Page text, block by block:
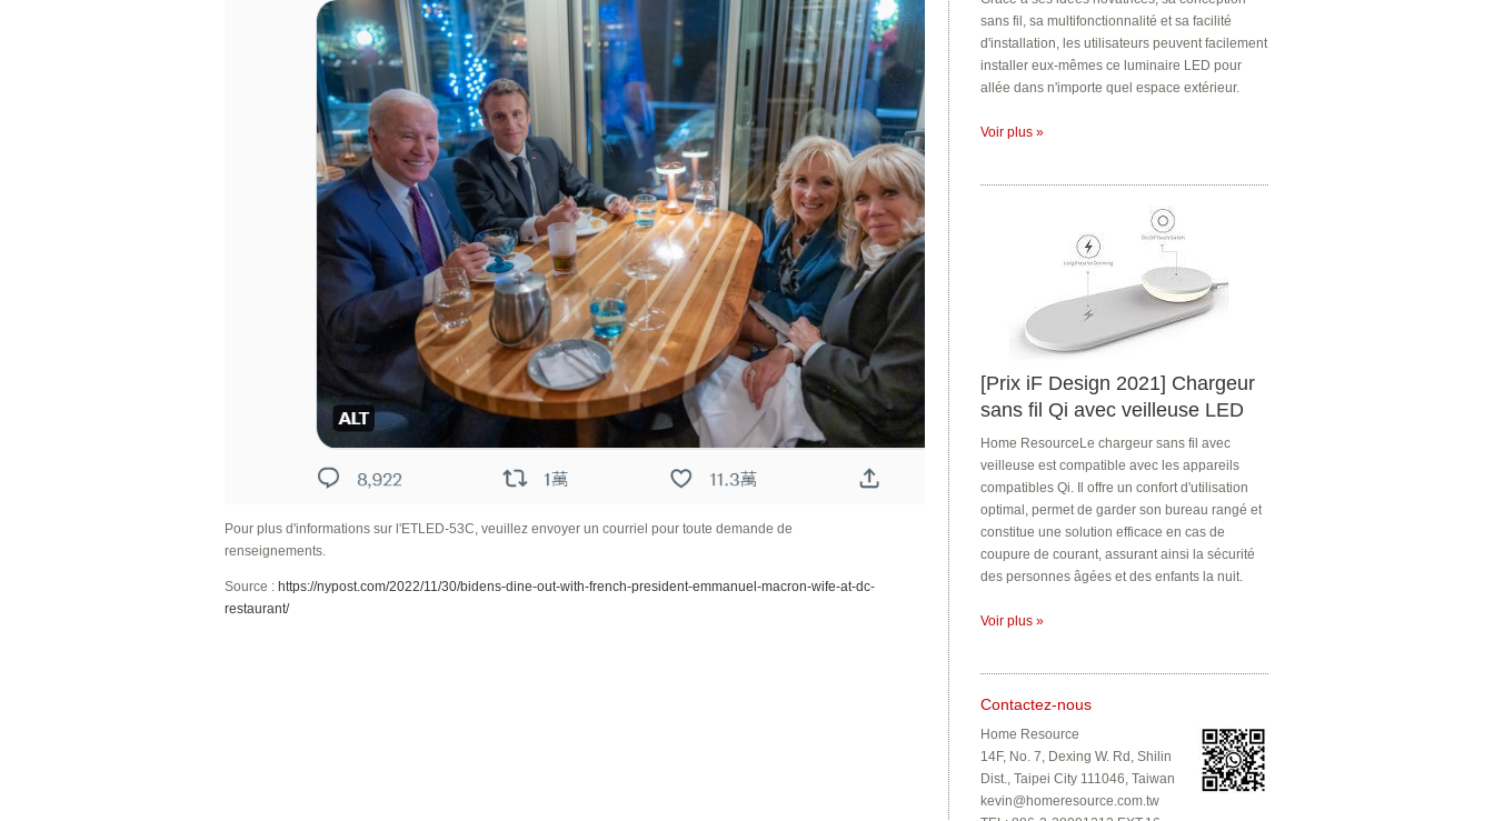
Pour plus d'informations sur l'ETLED-53C, veuillez envoyer un courriel pour toute demande de
renseignements.
Source : https://nypost.com/2022/11/30/bidens-dine-out-with-french-president-emmanuel-macron-wife-at-dc-
restaurant/
sans fil, sa multifonctionnalité et sa facilité
d'installation, les utilisateurs peuvent facilement
installer eux-mêmes ce luminaire LED pour
allée dans n'importe quel espace extérieur.
Voir plus »
[Prix iF Design 2021] Chargeur
sans fil Qi avec veilleuse LED
Home ResourceLe chargeur sans fil avec
veilleuse est compatible avec les appareils
compatibles Qi. Il offre un confort d'utilisation
optimal, permet de garder son bureau rangé et
constitue une solution efficace en cas de
coupure de courant, assurant ainsi la sécurité
des personnes âgées et des enfants la nuit.
Voir plus »
Contactez-nous
Home Resource
14F, No. 7, Dexing W. Rd, Shilin
Dist., Taipei City 111046, Taiwan
kevin@homeresource.com.tw